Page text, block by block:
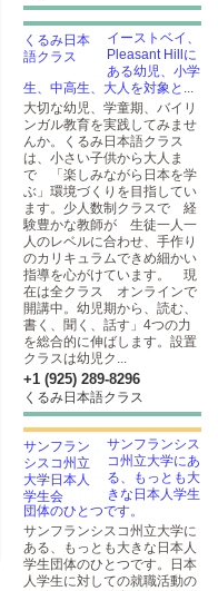
イーストベイ、
Pleasant Hillに
ある幼児、小学
生、中高生、大人を対象と...
大切な幼児、学童期、バイリ
ンガル教育を実践してみませ
んか。くるみ日本語クラス
は、小さい子供から大人ま
で 「楽しみながら日本を学
ぶ」環境づくりを目指してい
ます。少人数制クラスで 経
験豊かな教師が 生徒一人一
人のレベルに合わせ、手作り
のカリキュラムできめ細かい
指導を心がけています。 現
在は全クラス オンラインで
開講中。幼児期から、読む、
書く、聞く、話す」4つの力
を総合的に伸ばします。設置
クラスは幼児ク...
+1 (925) 289-8296
くるみ日本語クラス
サンフランシス
コ州立大学にあ
る、もっとも大
きな日本人学生
団体のひとつです。
サンフランシスコ州立大学に
ある、もっとも大きな日本人
学生団体のひとつです。日本
人学生に対しての就職活動の